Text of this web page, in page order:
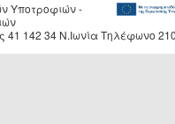
Υποτροφιών -
41 142 34 Ν.Ιωνία Τηλέφωνο